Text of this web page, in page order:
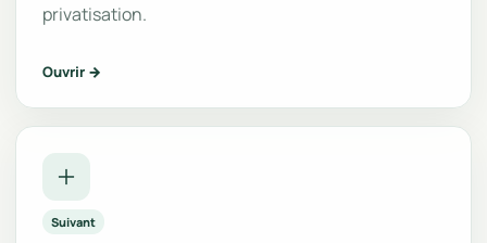
privatisation.
Ouvrir →
Suivant